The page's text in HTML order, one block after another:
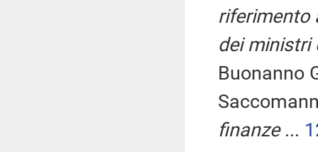
riferimento
dei ministri
Buonanno
finanze...